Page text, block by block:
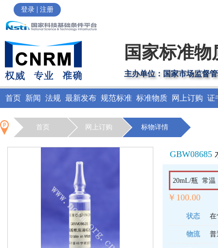
登录 | 注册
国家标准
主办单位：国家市场监督
首页 新闻 法规 最新发布 规范标准 标准物质 网上订购 证
首页 网上订购 标物详情
GBW08685
20mL/瓶 常温
￥100.00
状态 在
物流 普